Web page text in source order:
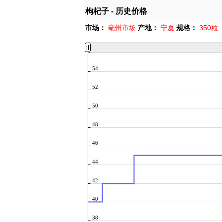
枸杞子 - 历史价格
市场： 亳州市场 产地： 宁夏 规格： 350粒
38
40
42
44
46
48
50
52
54